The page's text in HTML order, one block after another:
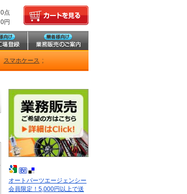
0点
0円
スマホケース ;
オートパーツエージェンシー
会員限定！5,000円以上で送